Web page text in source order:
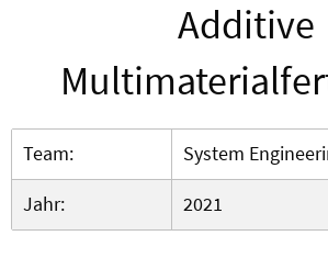
Additive
Team:
System
Jahr:
2021